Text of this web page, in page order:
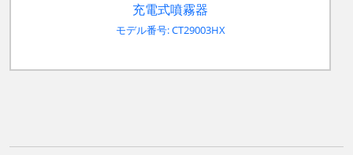
充電式噴霧器
モデル番号: CT29003HX